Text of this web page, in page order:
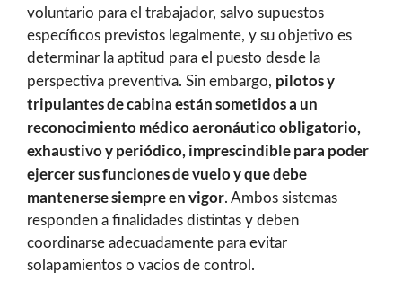
voluntario para el trabajador, salvo supuestos
específicos previstos legalmente, y su objetivo es
determinar la aptitud para el puesto desde la
perspectiva preventiva. Sin embargo, pilotos y
tripulantes de cabina están sometidos a un
reconocimiento médico aeronáutico obligatorio,
exhaustivo y periódico, imprescindible para poder
ejercer sus funciones de vuelo y que debe
mantenerse siempre en vigor. Ambos sistemas
responden a finalidades distintas y deben
coordinarse adecuadamente para evitar
solapamientos o vacíos de control.